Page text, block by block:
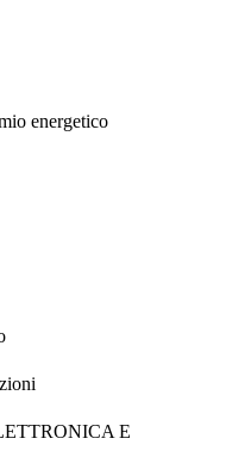
energetico
E